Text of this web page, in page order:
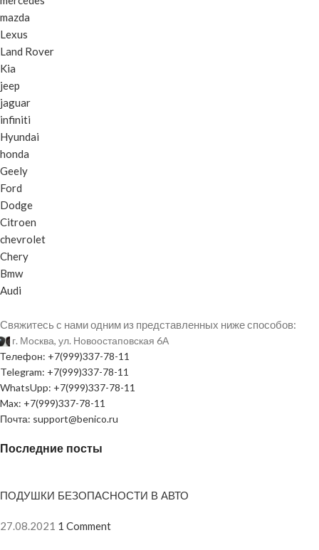
mazda
Lexus
Land Rover
Kia
jeep
jaguar
infiniti
Hyundai
honda
Geely
Ford
Dodge
Citroen
chevrolet
Chery
Bmw
Audi
Свяжитесь с нами одним из представленных ниже способов:
г. Москва, ул. Новоостаповская 6А
Телефон: +7(999)337-78-11
Telegram: +7(999)337-78-11
WhatsUpp: +7(999)337-78-11
Max: +7(999)337-78-11
Почта: support@benico.ru
Последние посты
ПОДУШКИ БЕЗОПАСНОСТИ В АВТО
27.08.2021 1 Comment